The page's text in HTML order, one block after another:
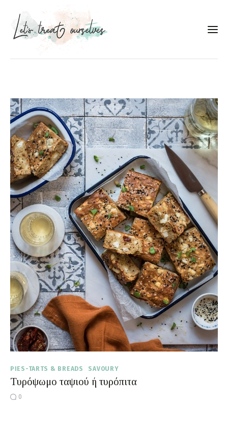
Portfolio
Services
Food photography tips
Επικοινωνία
Συνεργασίες
Moments of Mine
FAQ
PIES-TARTS & BREADS SAVOURY
Tυρόψωμο ταψιού ή τυρόπιτα
0